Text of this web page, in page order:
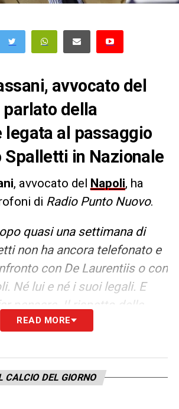
avvocato del
parlato della
legata al passaggio
Spalletti in Nazionale
, avvocato del Napoli, ha
di Radio Punto Nuovo.
quasi una settimana di
non ha ancora telefonato e
con De Laurentiis o con
Né lui e né i suoi legali. E
pensare. Il rispetto delle
alla base di qualsiasi
così semplice. Un
alla fine della negoziazione
READ MORE
CALCIO DEL GIORNO